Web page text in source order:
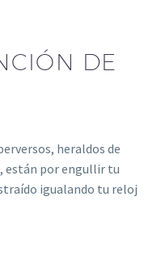
DE
heraldos de
están por engullir tu
igualando tu reloj